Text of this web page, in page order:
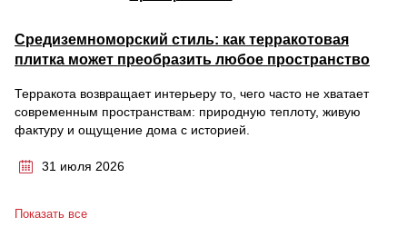
Средиземноморский стиль: как терракотовая
плитка может преобразить любое пространство
Терракота возвращает интерьеру то, чего часто не хватает
современным пространствам: природную теплоту, живую
фактуру и ощущение дома с историей.
31 июля 2026
Показать все